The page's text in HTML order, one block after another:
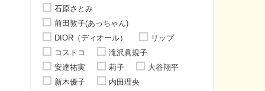
石原さとみ
前田敦子(あっちゃん)
DIOR（ディオール）
リップ
コストコ
滝沢眞規子
安達祐実
莉子
大谷翔平
新木優子
内田理央